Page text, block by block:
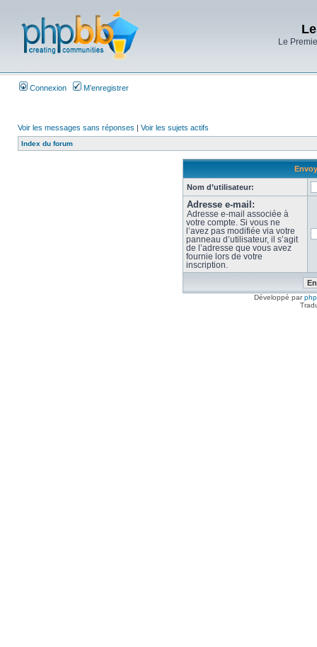
Le
Connexion M’enregistrer
Voir les messages sans réponses | Voir les sujets actifs
Index du forum
Nom d’utilisateur:
Adresse e-mail:
Adresse e-mail associée à
votre compte. Si vous ne
l’avez pas modifiée via votre
panneau d’utilisateur, il s’agit
de l’adresse que vous avez
fournie lors de votre
inscription.
Développé par